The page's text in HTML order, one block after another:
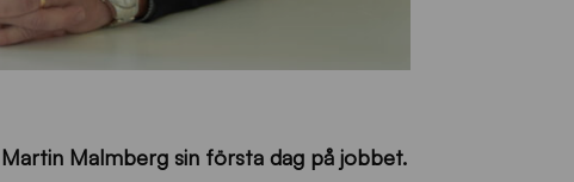
Malmberg sin första dag på jobbet.